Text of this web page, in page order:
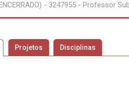
- 3247955 - Professor
Projetos Disciplinas